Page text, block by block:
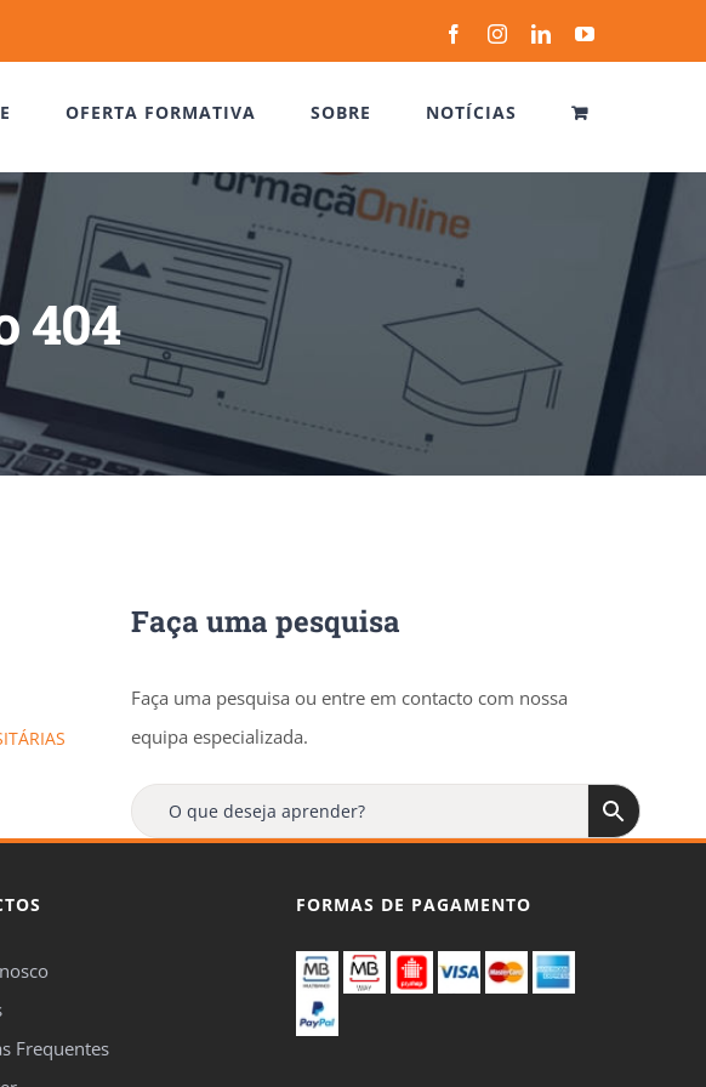
FacebookInstagramLinkedInYouTube
OFERTA FORMATIVA SOBRE NOTÍCIAS
404
Faça uma pesquisa
Faça uma pesquisa ou entre em contacto com nossa
equipa especializada.
Frequentes
FORMAS DE PAGAMENTO